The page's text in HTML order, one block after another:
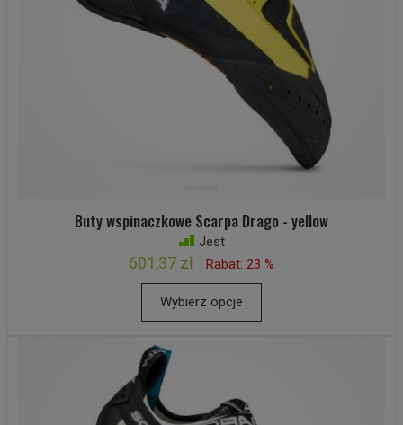
Buty wspinaczkowe Scarpa Drago - yellow
Jest
601,37 zł Rabat: 23 %
Wybierz opcje